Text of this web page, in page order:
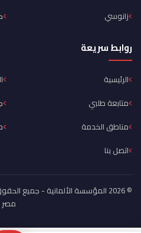
زانوسي
روابط سريعة
الرئيسية
متابعة طلبي
مناطق الخدمة
اتصل بنا
© 2026 المؤسسة الألمانية - جميع
مصر